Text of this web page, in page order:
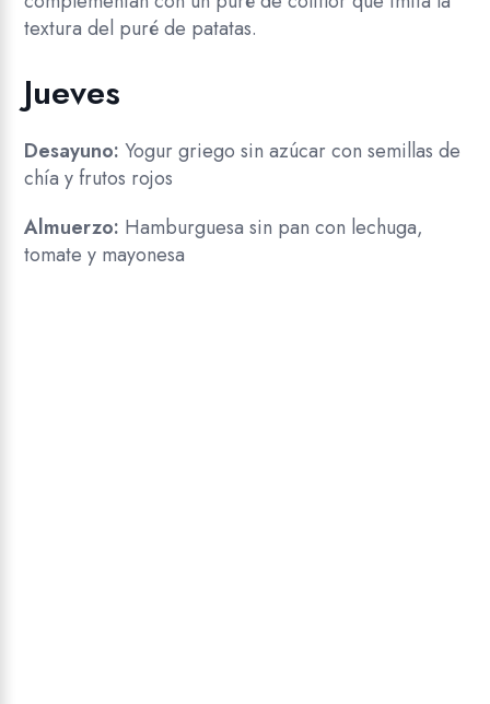
textura del puré de patatas.
Jueves
Desayuno: Yogur griego sin azúcar con semillas de
chía y frutos rojos
Almuerzo: Hamburguesa sin pan con lechuga,
tomate y mayonesa